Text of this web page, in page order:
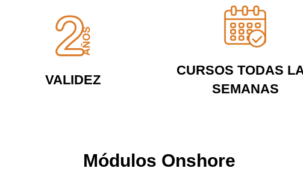
VALIDEZ
CURSOS TODAS
SEMANAS
Módulos Onshore